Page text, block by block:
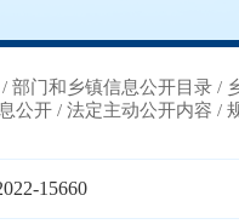
/ 部门和乡镇信息公开目录 /
公开 / 法定主动公开内容 /
15660